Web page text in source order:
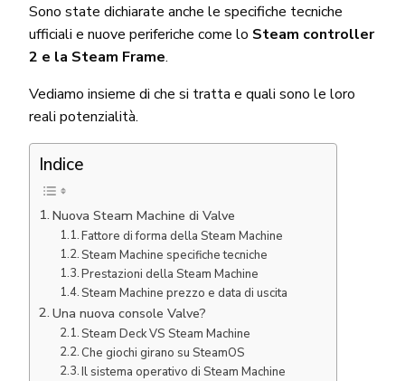
Sono state dichiarate anche le specifiche tecniche
ufficiali e nuove periferiche come lo Steam controller
2 e la Steam Frame.
Vediamo insieme di che si tratta e quali sono le loro
reali potenzialità.
Indice
Nuova Steam Machine di Valve
Fattore di forma della Steam Machine
Steam Machine specifiche tecniche
Prestazioni della Steam Machine
Steam Machine prezzo e data di uscita
Una nuova console Valve?
Steam Deck VS Steam Machine
Che giochi girano su SteamOS
Il sistema operativo di Steam Machine